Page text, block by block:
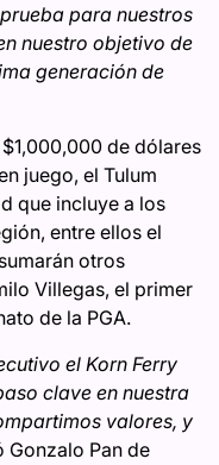
para nuestros
nuestro objetivo de
generación de
de dólares
juego, el Tulum
que incluye a los
entre ellos el
otros
Villegas, el primer
de la PGA.
el Korn Ferry
clave en nuestra
valores, y
Gonzalo Pan de